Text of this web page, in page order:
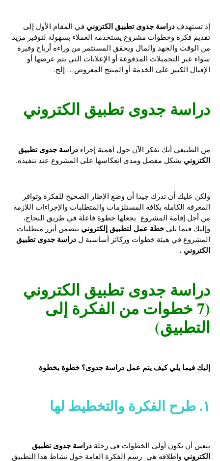
إذ تستهدف دراسة جدوى تطبيق الكتروني في المقام الأول إلى
تقديم فكرة وخطوات مشروع يستخدمه العملاء بسهولة لتوفير مزيد
من الوقت والجهد والمال ويحقق المستثمر من وراءه أرباح وفيرة
سواء عبر التحميلات المدفوعة أو الإعلانات التي يتم عرضها أو
الإقبال الكبير على الخدمة أو المنتج المعروض… إلخ.
دراسة جدوى تطبيق الكتروني
من الطبيعي أنك تفكر الآن حول أهمية إجراء دراسة جدوى تطبيق
الكتروني بشكل مفصل ومدى انعكاسها على المشروع عند تنفيذه.
ولكن عليك أن تدرك جيدا أن وضع الإطار الصحيح للفكرة وتوافر
المعرفة الكاملة بكافة المستلزمات والمتطلبات والإجراءات اللازمة
من أجل إقامة المشروع يجعلها خطوة فاعلة في طريق النجاح،
وإليك فيما يلي خطة عمل لتطبيق إلكتروني تتضمن أبرز متطلبات
المشروع في هيئة خطوات وركائز أساسية ل دراسة جدوى تطبيق
الكتروني .
دراسة جدوى تطبيق الكتروني
(7 خطوات
من الفكرة إلى
التطبيق)
إليك فيما يلي كيف يتم عمل دراسة جدوى؟ خطوة بخطوة
١. طرح الفكرة والتخطيط لها
يتعين أن تكون أولى الخطوات في رحلة دراسة جدوى تطبيق
الكتروني واطلاقه هي رسم الفكرة العامة حول نشاط هذا التطبيق